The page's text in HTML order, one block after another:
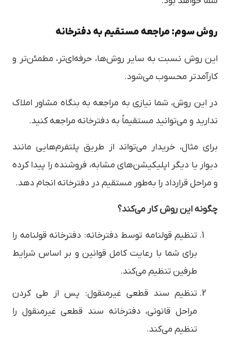
روش سوم: مراجعه مستقیم به دفترخانه
این روش نسبت به سایر روش‌ها، حرفه‌ای‌تر، مطمئن‌تر و
کارآمدتر محسوب می‌شود.
در این روش، شما نیازی به مراجعه به بنگاه مشاور املاک
ندارید و می‌توانید مستقیماً به دفترخانه مراجعه کنید.
برای مثال، خریدار می‌تواند از طریق پلتفرم‌هایی مانند
دیوار یا دیگر اپلیکیشن‌های مشابه، فروشنده را پیدا کرده
و مراحل قرارداد را به‌طور مستقیم در دفترخانه انجام دهد.
چگونه این روش کار می‌کند؟
تنظیم قولنامه توسط دفترخانه: دفترخانه قولنامه را
برای شما با رعایت کامل قوانین و بر اساس شرایط
طرفین تنظیم می‌کند.
تنظیم سند قطعی غیرمنقول: پس از طی کردن
مراحل قانونی، دفترخانه سند قطعی غیرمنقول را
تنظیم می‌کند.